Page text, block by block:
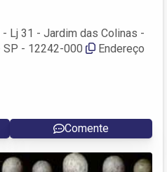
Lj 31 - Jardim das Colinas -
- 12242-000
Endereço
Comente